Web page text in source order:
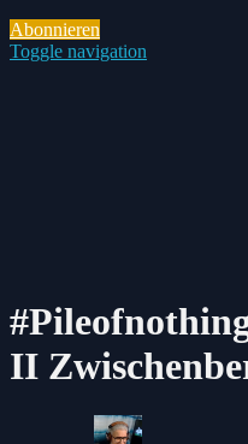
Abonnieren
Toggle navigation
II